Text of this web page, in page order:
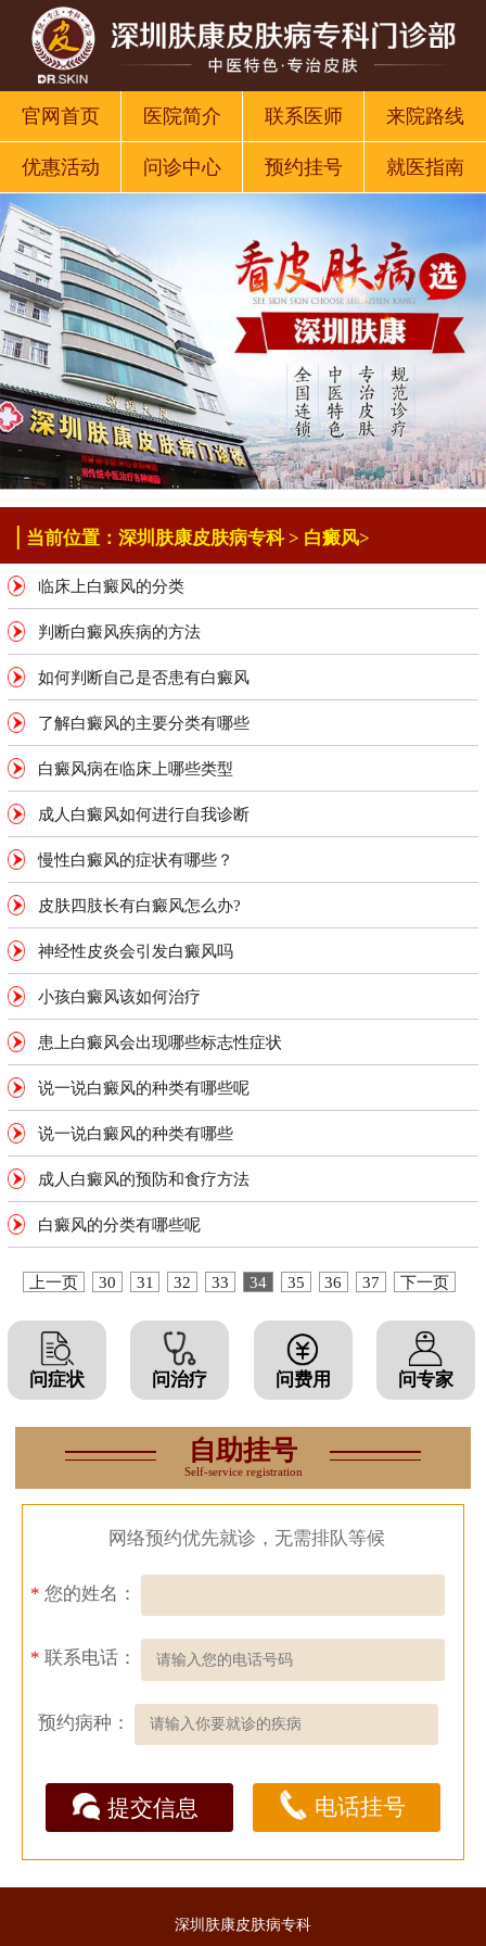
官网首页 医院简介 联系医师 来院路线
优惠活动 问诊中心 预约挂号 就医指南
| 当前位置：深圳肤康皮肤病专科> 白癜风>
临床上白癜风的分类
判断白癜风疾病的方法
如何判断自己是否患有白癜风
了解白癜风的主要分类有哪些
白癜风病在临床上哪些类型
成人白癜风如何进行自我诊断
慢性白癜风的症状有哪些？
皮肤四肢长有白癜风怎么办?
神经性皮炎会引发白癜风吗
小孩白癜风该如何治疗
患上白癜风会出现哪些标志性症状
说一说白癜风的种类有哪些呢
说一说白癜风的种类有哪些
成人白癜风的预防和食疗方法
白癜风的分类有哪些呢
上一页 30 31 32 33 34 35 36 37 下一页
问症状 问治疗 问费用 问专家
自助挂号
Self-service registration
网络预约优先就诊，无需排队等候
* 您的姓名：
* 联系电话：
预约病种：
提交信息 电话挂号
深圳肤康皮肤病专科